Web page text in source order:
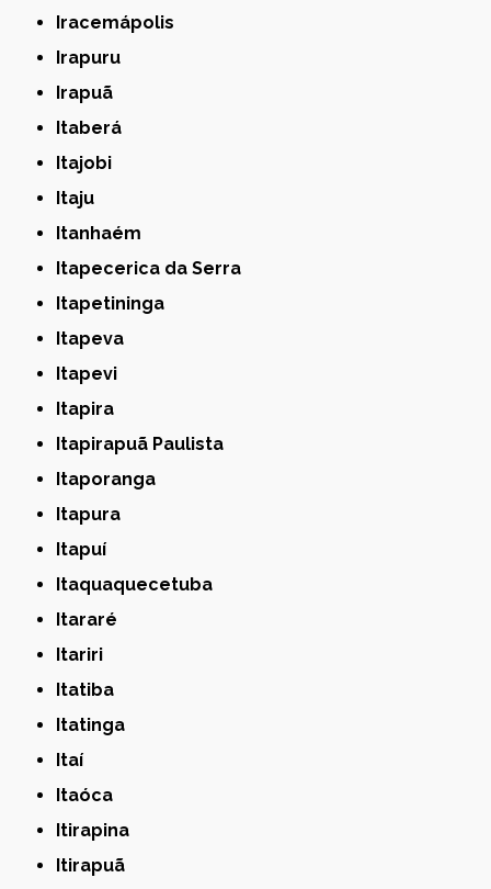
Iracemápolis
Irapuru
Irapuã
Itaberá
Itajobi
Itaju
Itanhaém
Itapecerica da Serra
Itapetininga
Itapeva
Itapevi
Itapira
Itapirapuã Paulista
Itaporanga
Itapura
Itapuí
Itaquaquecetuba
Itararé
Itariri
Itatiba
Itatinga
Itaí
Itaóca
Itirapina
Itirapuã